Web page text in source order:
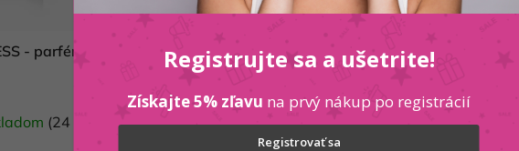
EMPRESS - parfémová voda 100ml
(24 ks)
CHATLER FOR
Registrujte sa a ušetrite!
Získajte 5% zľavu na prvý nákup po registrácií
Registrovať sa